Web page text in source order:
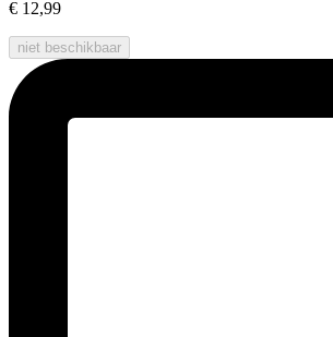
€ 12,99
niet beschikbaar